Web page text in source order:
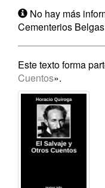
No hay más
Cementerios
Este texto forma
Cuentos».